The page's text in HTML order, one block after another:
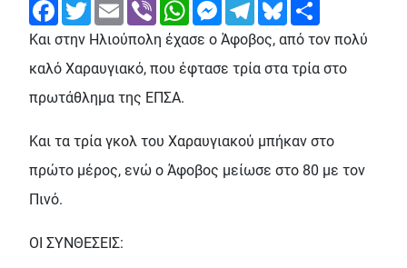
FacebookTwitterEmail Viber WhatsAppMessengerTelegramBluesky
Και στην Ηλιούπολη έχασε ο Άφοβος, από τον πολύ
καλό Χαραυγιακό, που έφτασε τρία στα τρία στο
πρωτάθλημα της ΕΠΣΑ.
Και τα τρία γκολ του Χαραυγιακού μπήκαν στο
πρώτο μέρος, ενώ ο Άφοβος μείωσε στο 80 με τον
Πινό.
ΟΙ ΣΥΝΘΕΣΕΙΣ: